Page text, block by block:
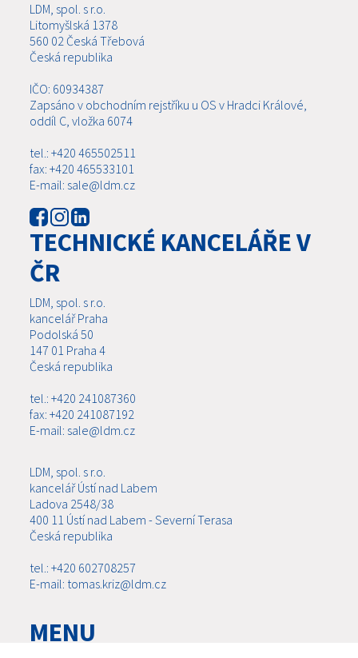
LDM, spol. s r.o.
Litomyšlská 1378
560 02 Česká Třebová
Česká republika
IČO: 60934387
Zapsáno v obchodním rejstříku u OS v Hradci Králové,
oddíl C, vložka 6074
tel.: +420 465502511
fax: +420 465533101
E-mail: sale@ldm.cz
TECHNICKÉ KANCELÁŘE V
ČR
LDM, spol. s r.o.
kancelář Praha
Podolská 50
147 01 Praha 4
Česká republika
tel.: +420 241087360
fax: +420 241087192
E-mail: sale@ldm.cz
LDM, spol. s r.o.
kancelář Ústí nad Labem
Ladova 2548/38
400 11 Ústí nad Labem - Severní Terasa
Česká republika
tel.: +420 602708257
E-mail: tomas.kriz@ldm.cz
MENU